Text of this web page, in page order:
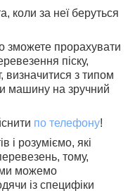
коли за неї беруться
прорахувати
піску,
визначитися з типом
машину на зручний
по телефону!
і розуміємо, які
тому,
ми можемо
із специфіки